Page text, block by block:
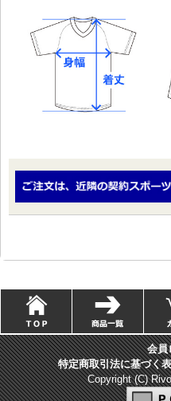
会員
特定商取引法に基づく
Copyright (C)